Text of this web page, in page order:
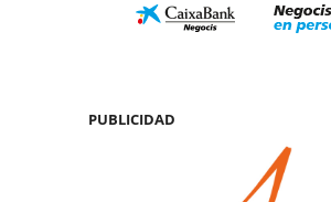
PUBLICIDAD